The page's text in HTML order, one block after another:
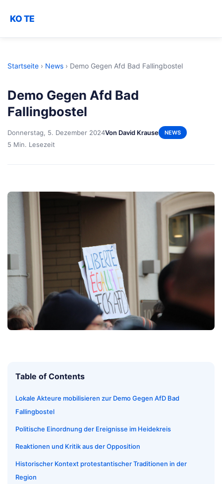
KO TE
Startseite › News › Demo Gegen Afd Bad Fallingbostel
Demo Gegen Afd Bad
Fallingbostel
Donnerstag, 5. Dezember 2024Von David Krause NEWS
5 Min. Lesezeit
Table of Contents
Lokale Akteure mobilisieren zur Demo Gegen AfD Bad
Fallingbostel
Politische Einordnung der Ereignisse im Heidekreis
Reaktionen und Kritik aus der Opposition
Historischer Kontext protestantischer Traditionen in der
Region